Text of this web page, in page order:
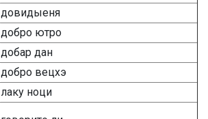
довидыеня
добро ютро
добар дан
добро вецхэ
лаку ноци